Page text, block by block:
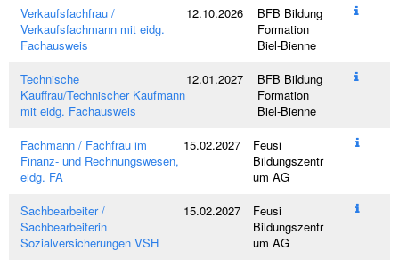
Verkaufsfachfrau /
Verkaufsfachmann mit eidg.
Fachausweis
12.10.2026
BFB Bildung
Formation
Biel-Bienne
Technische
Kauffrau/Technischer Kaufmann
mit eidg. Fachausweis
12.01.2027
BFB Bildung
Formation
Biel-Bienne
Fachmann / Fachfrau im
Finanz- und Rechnungswesen,
eidg. FA
15.02.2027
Feusi
Bildungszentr
um AG
Sachbearbeiter /
Sachbearbeiterin
Sozialversicherungen VSH
15.02.2027
Feusi
Bildungszentr
um AG